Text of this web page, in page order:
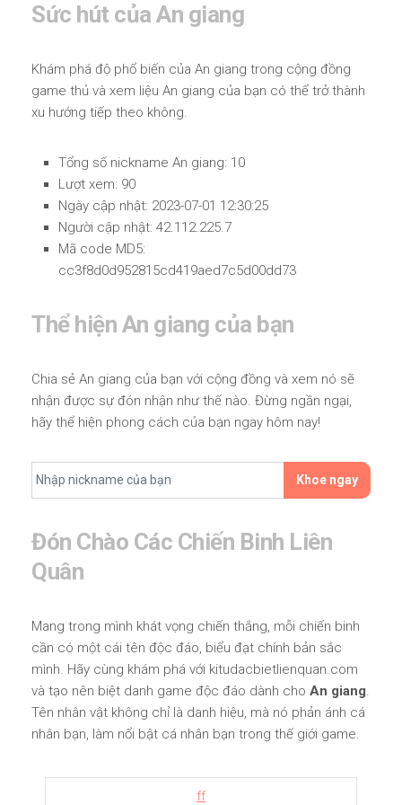
Sức hút của An giang
Khám phá độ phổ biến của An giang trong cộng đồng
game thủ và xem liệu An giang của bạn có thể trở thành
xu hướng tiếp theo không.
Tổng số nickname An giang: 10
Lượt xem: 90
Ngày cập nhật: 2023-07-01 12:30:25
Người cập nhật: 42.112.225.7
Mã code MD5:
cc3f8d0d952815cd419aed7c5d00dd73
Thể hiện An giang của bạn
Chia sẻ An giang của bạn với cộng đồng và xem nó sẽ
nhận được sự đón nhận như thế nào. Đừng ngần ngại,
hãy thể hiện phong cách của bạn ngay hôm nay!
Khoe ngay
Đón Chào Các Chiến Binh Liên
Quân
Mang trong mình khát vọng chiến thắng, mỗi chiến binh
cần có một cái tên độc đáo, biểu đạt chính bản sắc
mình. Hãy cùng khám phá với kitudacbietlienquan.com
và tạo nên biệt danh game độc đáo dành cho An giang.
Tên nhân vật không chỉ là danh hiệu, mà nó phản ánh cá
nhân bạn, làm nổi bật cá nhân bạn trong thế giới game.
ff